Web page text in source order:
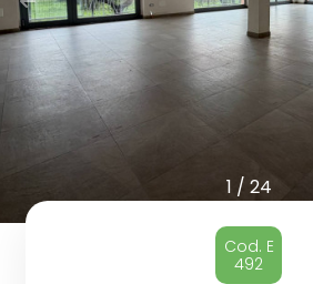
1 / 24
Cod. E
492
VALUTA
LA
TUA
Affitto
Scegli
dove